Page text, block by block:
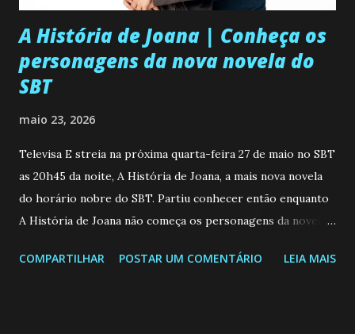
A História de Joana | Conheça os
personagens da nova novela do
SBT
maio 23, 2026
Televisa E streia na próxima quarta-feira 27 de maio no SBT
as 20h45 da noite, A História de Joana, a mais nova novela
do horário nobre do SBT. Partiu conhecer então enquanto
A História de Joana não começa os personagens da novela?
de 25/05/26 a 31/05/26 JOANA GUADALUPE (Camila
COMPARTILHAR POSTAR UM COMENTÁRIO LEIA MAIS